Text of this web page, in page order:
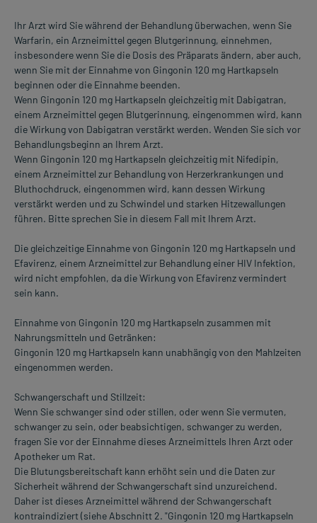
Ihr Arzt wird Sie während der Behandlung überwachen, wenn Sie
Warfarin, ein Arzneimittel gegen Blutgerinnung, einnehmen,
insbesondere wenn Sie die Dosis des Präparats ändern, aber auch,
wenn Sie mit der Einnahme von Gingonin 120 mg Hartkapseln
beginnen oder die Einnahme beenden.
Wenn Gingonin 120 mg Hartkapseln gleichzeitig mit Dabigatran,
einem Arzneimittel gegen Blutgerinnung, eingenommen wird, kann
die Wirkung von Dabigatran verstärkt werden. Wenden Sie sich vor
Behandlungsbeginn an Ihrem Arzt.
Wenn Gingonin 120 mg Hartkapseln gleichzeitig mit Nifedipin,
einem Arzneimittel zur Behandlung von Herzerkrankungen und
Bluthochdruck, eingenommen wird, kann dessen Wirkung
verstärkt werden und zu Schwindel und starken Hitzewallungen
führen. Bitte sprechen Sie in diesem Fall mit Ihrem Arzt.
Die gleichzeitige Einnahme von Gingonin 120 mg Hartkapseln und
Efavirenz, einem Arzneimittel zur Behandlung einer HIV Infektion,
wird nicht empfohlen, da die Wirkung von Efavirenz vermindert
sein kann.
Einnahme von Gingonin 120 mg Hartkapseln zusammen mit
Nahrungsmitteln und Getränken:
Gingonin 120 mg Hartkapseln kann unabhängig von den Mahlzeiten
eingenommen werden.
Schwangerschaft und Stillzeit:
Wenn Sie schwanger sind oder stillen, oder wenn Sie vermuten,
schwanger zu sein, oder beabsichtigen, schwanger zu werden,
fragen Sie vor der Einnahme dieses Arzneimittels Ihren Arzt oder
Apotheker um Rat.
Die Blutungsbereitschaft kann erhöht sein und die Daten zur
Sicherheit während der Schwangerschaft sind unzureichend.
Daher ist dieses Arzneimittel während der Schwangerschaft
kontraindiziert (siehe Abschnitt 2. "Gingonin 120 mg Hartkapseln